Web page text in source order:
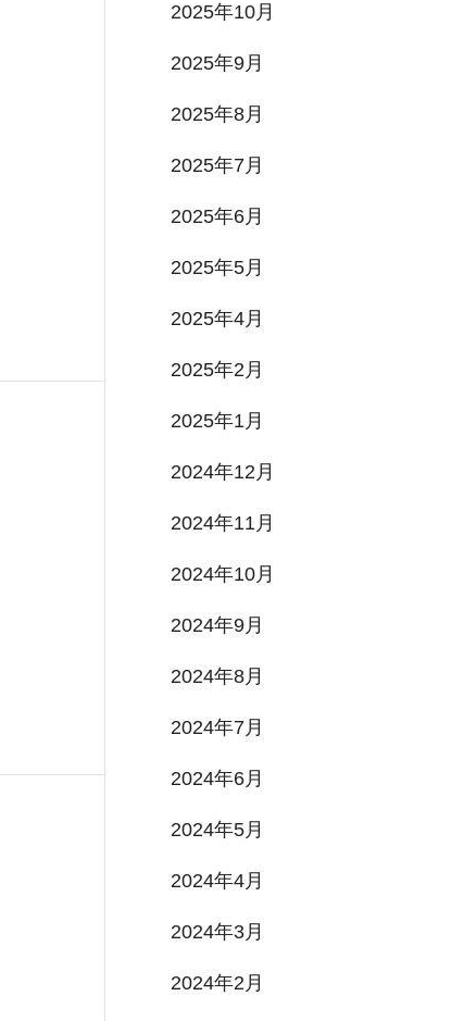
2025年10月
2025年9月
2025年8月
2025年7月
2025年6月
2025年5月
2025年4月
2025年2月
2025年1月
2024年12月
2024年11月
2024年10月
2024年9月
2024年8月
2024年7月
2024年6月
2024年5月
2024年4月
2024年3月
2024年2月